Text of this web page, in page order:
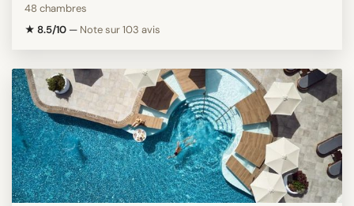
48 chambres
★ 8.5/10 — Note sur 103 avis